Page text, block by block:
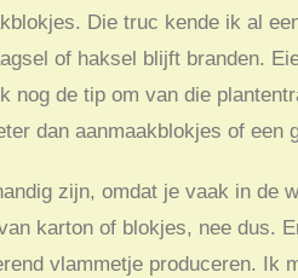
Die truc kende ik al
of haksel blijft branden.
de tip om van die
dan aanmaakblokjes of een
zijn, omdat je vaak in de
karton of blokjes, nee dus.
vlammetje produceren. Ik